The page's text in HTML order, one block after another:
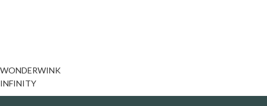
WONDERWINK
INFINITY